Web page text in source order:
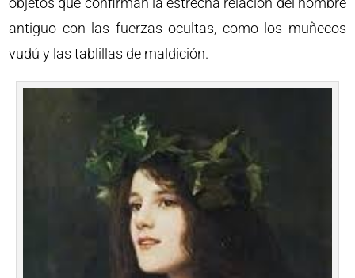
antiguo con las fuerzas ocultas, como los muñecos
vudú y las tablillas de maldición.